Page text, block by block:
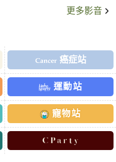
更多影音
癌症站
運動站
寵物站